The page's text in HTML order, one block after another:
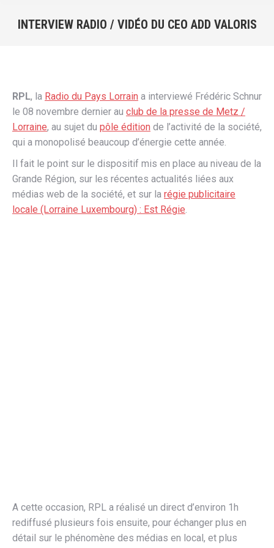
INTERVIEW RADIO / VIDÉO DU CEO ADD VALORIS
RPL, la Radio du Pays Lorrain a interviewé Frédéric Schnur
le 08 novembre dernier au club de la presse de Metz /
Lorraine, au sujet du pôle édition de l’activité de la société,
qui a monopolisé beaucoup d’énergie cette année.
Il fait le point sur le dispositif mis en place au niveau de la
Grande Région, sur les récentes actualités liées aux
médias web de la société, et sur la régie publicitaire
locale (Lorraine Luxembourg) : Est Régie.
A cette occasion, RPL a réalisé un direct d’environ 1h
rediffusé plusieurs fois ensuite, pour échanger plus en
détail sur le phénomène des médias en local, et plus